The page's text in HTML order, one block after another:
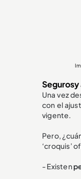
Una vez
con el
vigente.
Pero,
‘croquis’
- Existen